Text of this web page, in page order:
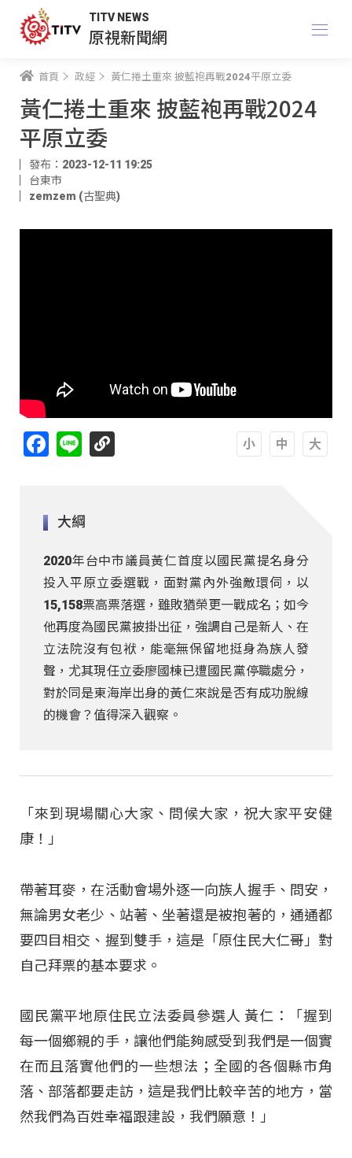
TITV NEWS
原視新聞網
首頁 政經 黃仁捲土重來 披藍袍再戰2024平原立委
黃仁捲土重來 披藍袍再戰2024
平原立委
發布：2023-12-11 19:25
台東市
zemzem (古聖典)
Facebook
Line
大綱
2020年台中市議員黃仁首度以國民黨提名身分
投入平原立委選戰，面對黨內外強敵環伺，以
15,158票高票落選，雖敗猶榮更一戰成名；如今
他再度為國民黨披掛出征，強調自己是新人、在
立法院沒有包袱，能毫無保留地挺身為族人發
聲，尤其現任立委廖國棟已遭國民黨停職處分，
對於同是東海岸出身的黃仁來說是否有成功脫線
的機會？值得深入觀察。
「來到現場關心大家、問候大家，祝大家平安健
康！」
帶著耳麥，在活動會場外逐一向族人握手、問安，
無論男女老少、站著、坐著還是被抱著的，通通都
要四目相交、握到雙手，這是「原住民大仁哥」對
自己拜票的基本要求。
國民黨平地原住民立法委員參選人 黃仁：「握到
每一個鄉親的手，讓他們能夠感受到我們是一個實
在而且落實他們的一些想法；全國的各個縣市角
落、部落都要走訪，這是我們比較辛苦的地方，當
然我們為百姓幸福跟建設，我們願意！」